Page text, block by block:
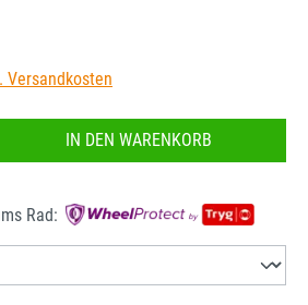
Versandkosten
den gewünschten Wert
IN DEN WARENKORB
Rad: